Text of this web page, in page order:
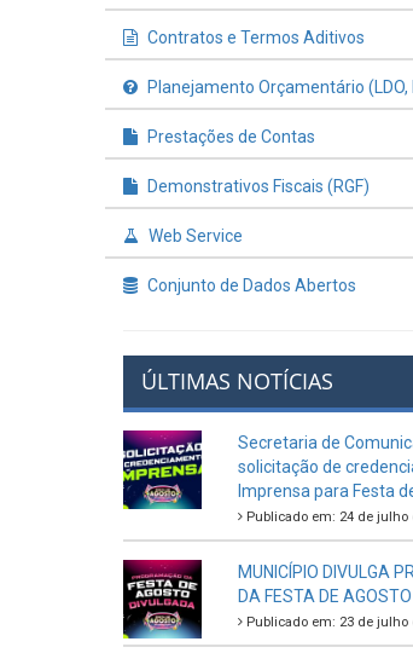
Contratos e Termos Aditivos
Planejamento Orçamentário (LDO,
Prestações de Contas
Demonstrativos Fiscais (RGF)
Web Service
Conjunto de Dados Abertos
ÚLTIMAS NOTÍCIAS
Secretaria de
solicitação de
Imprensa para Festa
Publicado em: 24 de julho
MUNICÍPIO DIVULGA
DA FESTA DE
Publicado em: 23 de julho